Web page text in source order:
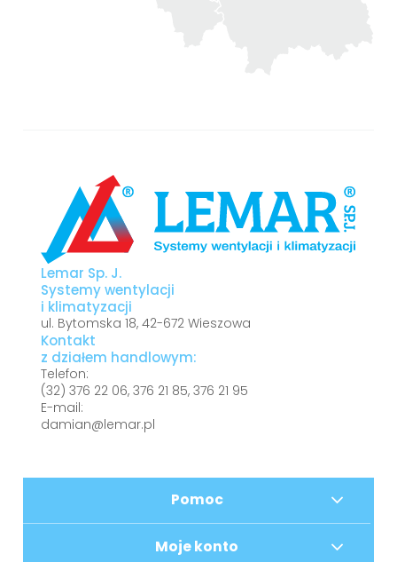
Lemar Sp. J.
Systemy wentylacji
i klimatyzacji
ul. Bytomska 18, 42-672 Wieszowa
Kontakt
z działem handlowym:
Telefon:
(32) 376 22 06, 376 21 85, 376 21 95
E-mail:
damian@lemar.pl
Pomoc
Moje konto